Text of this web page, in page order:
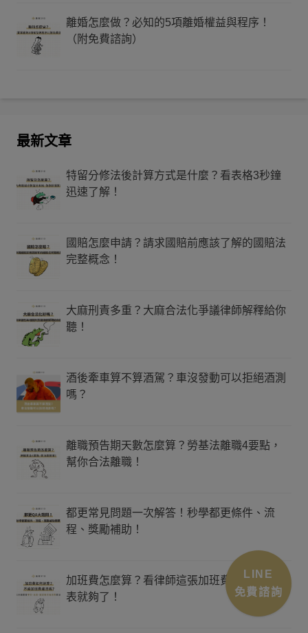
離婚怎麼做？必知的5項離婚權益與程序！
（附免費諮詢）
最新文章
特留分修法後計算方式是什麼？看表格3秒鐘
迅速了解！
國賠怎麼申請？請求國賠前應該了解的國賠法
完整概念！
大麻刑責多重？大麻合法化爭議律師解釋給你
聽！
酒後牽車算不算酒駕？車沒發動可以拒絕酒測
嗎？
離職預告期天數怎麼算？勞基法離職4要點，
幫你合法離職！
都更常見問題一次解答！秒學都更條件、流
程、獎勵補助！
加班費怎麼算？看律師這張加班費計算範例圖
表就夠了！
LINE
免費諮詢